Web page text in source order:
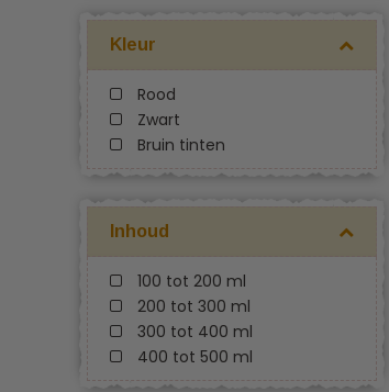
Kleur
Rood
Zwart
Bruin tinten
Inhoud
100 tot 200 ml
200 tot 300 ml
300 tot 400 ml
400 tot 500 ml